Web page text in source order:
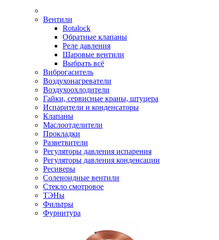
Вентили
Rotalock
Обратные клапаны
Реле давления
Шаровые вентили
Выбрать всё
Виброгаситель
Воздухонагреватели
Воздухоохлодители
Гайки, сервисные краны, штуцера
Испарители и конденсаторы
Клапаны
Маслоотделители
Прокладки
Разветвители
Регуляторы давления испарения
Регуляторы давления конденсации
Ресиверы
Соленоидные вентили
Стекло смотровое
ТЭНы
Фильтры
Фурнитура